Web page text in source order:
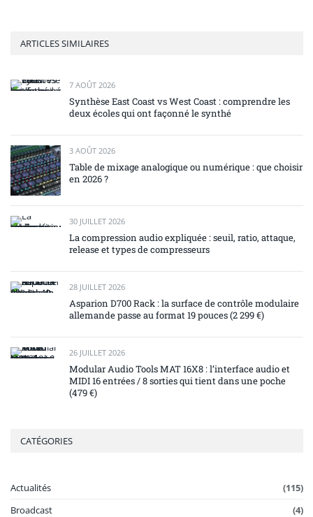
ARTICLES SIMILAIRES
7 AOÛT 2026
Synthèse East Coast vs West Coast : comprendre les
deux écoles qui ont façonné le synthé
3 AOÛT 2026
Table de mixage analogique ou numérique : que choisir
en 2026 ?
30 JUILLET 2026
La compression audio expliquée : seuil, ratio, attaque,
release et types de compresseurs
28 JUILLET 2026
Asparion D700 Rack : la surface de contrôle modulaire
allemande passe au format 19 pouces (2 299 €)
26 JUILLET 2026
Modular Audio Tools MAT 16X8 : l’interface audio et
MIDI 16 entrées / 8 sorties qui tient dans une poche
(479 €)
CATÉGORIES
Actualités
(115)
Broadcast
(4)